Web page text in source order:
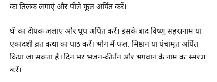
का तिलक लगाएं और पीले फूल अर्पित करें।
घी का दीपक जलाएं और धूप अर्पित करें। इसके बाद विष्णु सहस्रनाम या
एकादशी व्रत कथा का पाठ करें। भोग में फल, मिष्ठान या पंचामृत अर्पित
किया जा सकता है। दिन भर भजन-कीर्तन और भगवान के नाम का स्मरण
करें।